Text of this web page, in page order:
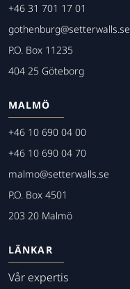
+46 31 701 17 01
gothenburg@setterwalls.se
P.O. Box 11235
404 25 Göteborg
MALMÖ
+46 10 690 04 00
+46 10 690 04 70
malmo@setterwalls.se
P.O. Box 4501
203 20 Malmö
LÄNKAR
Vår expertis